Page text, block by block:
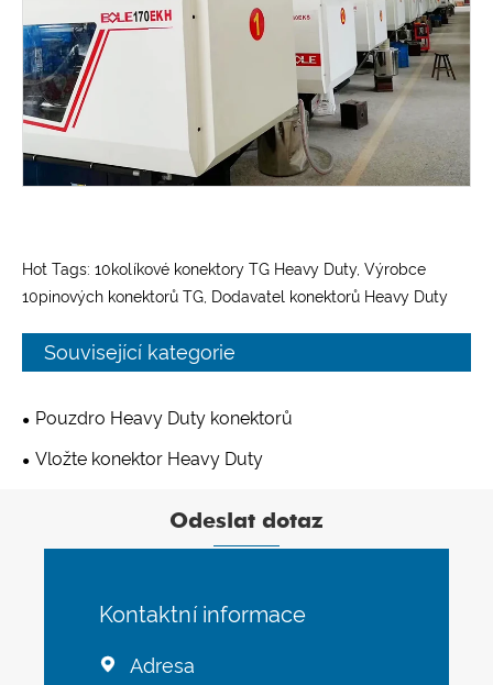
Hot Tags: 10kolíkové konektory TG Heavy Duty, Výrobce
10pinových konektorů TG, Dodavatel konektorů Heavy Duty
Související kategorie
Pouzdro Heavy Duty konektorů
Vložte konektor Heavy Duty
Odeslat dotaz
Kontaktní informace
 Adresa